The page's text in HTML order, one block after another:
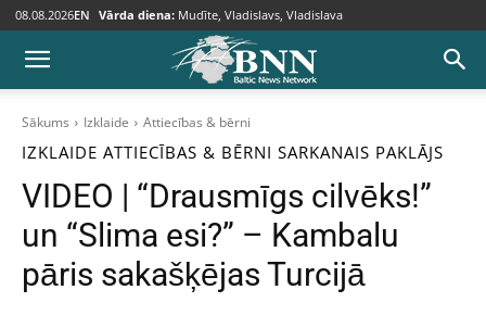
08.08.2026EN Vārda diena: Mudīte, Vladislavs, Vladislava
Sākums Izklaide Attiecības & bērni
IZKLAIDE ATTIECĪBAS & BĒRNI SARKANAIS PAKLĀJS
VIDEO | “Drausmīgs cilvēks!”
un “Slima esi?” – Kambalu
pāris sakašķējas Turcijā